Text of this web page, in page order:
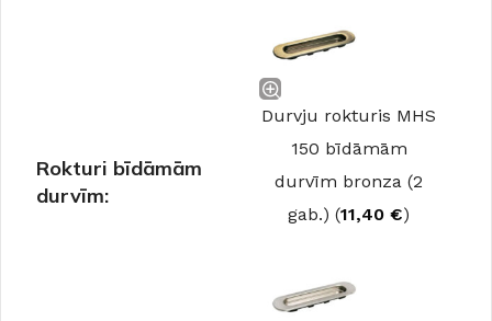
Rokturi bīdāmām
durvīm:
Durvju rokturis MHS
150 bīdāmām
durvīm bronza (2
gab.) (11,40 €)